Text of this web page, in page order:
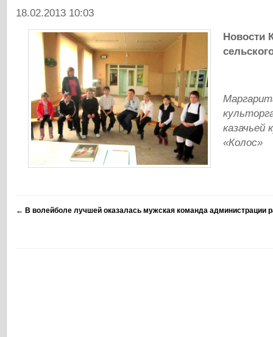
18.02.2013 10:03
Новости
казачьей
«Колос»
← В волейболе лучшей оказалась мужская команда администрации